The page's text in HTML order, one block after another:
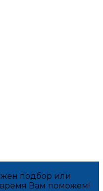
подбор или
Вам поможем!